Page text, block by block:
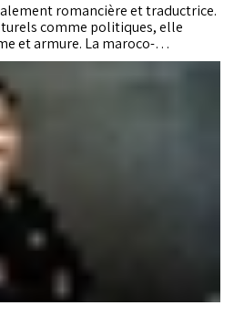
romancière et traductrice.
comme politiques, elle
et armure. La maroco-
Ben Ayad vient d’être sacrée
Pays-Bas. Cette distinction
une œuvre exigeante et
croisée des langues, des
Entre engagement littéraire et
le Maroc et les Pays-Bas,
sur la scène littéraire